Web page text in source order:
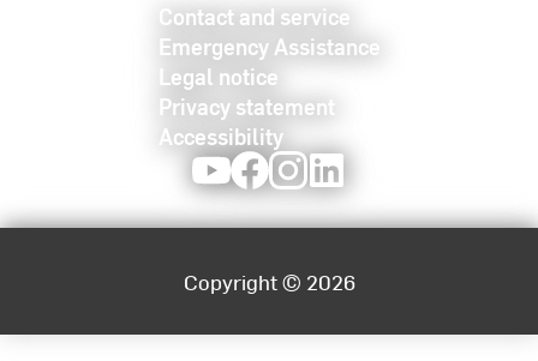
Contact and service
Emergency Assistance
Legal notice
Privacy statement
Accessibility
YoutubeFacebookInstagram
Copyright © 2026